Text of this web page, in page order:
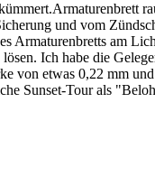
und vom
Armaturenbretts am
Ich habe die
von etwas 0,22 mm
Sunset-Tour als